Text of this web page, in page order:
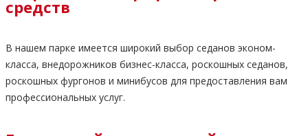
средств
В нашем парке имеется широкий выбор седанов эконом-
класса, внедорожников бизнес-класса, роскошных седанов,
роскошных фургонов и минибусов для предоставления вам
профессиональных услуг.